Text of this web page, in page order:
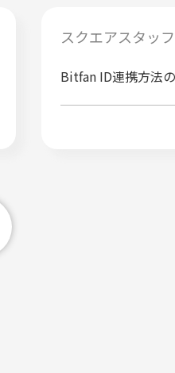
スクエアスタッフ
Bitfan ID連携方法